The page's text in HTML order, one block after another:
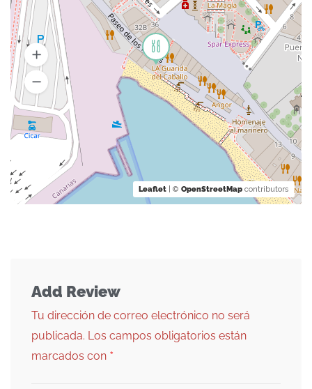
Leaflet | © OpenStreetMap contributors
Add Review
Tu dirección de correo electrónico no será
publicada. Los campos obligatorios están
marcados con *